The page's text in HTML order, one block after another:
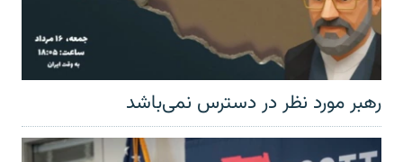
رهبر مورد نظر در دسترس نمی‌باشد